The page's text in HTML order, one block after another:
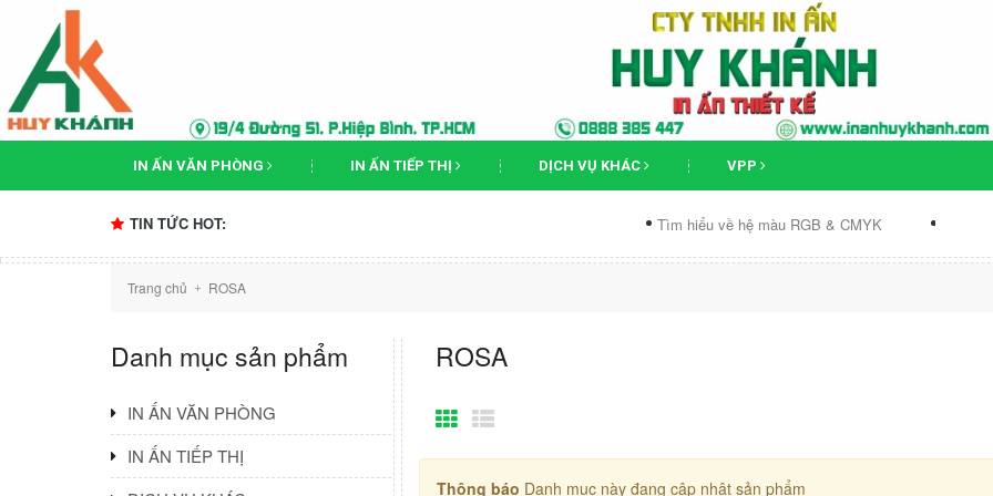
IN ẤN VĂN PHÒNG IN ẤN TIẾP THỊ DỊCH VỤ KHÁC VPP
TIN TỨC HOT: Tìm hiểu về hệ màu RGB & CMYK Phân biệt
Trang chủ + ROSA
ROSA
Thông báo Danh mục này đang cập nhật sản phẩm
Danh mục sản phẩm
IN ẤN VĂN PHÒNG
IN ẤN TIẾP THỊ